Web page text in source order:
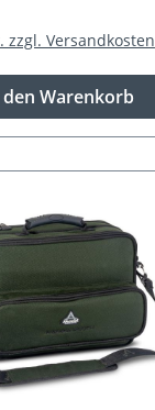
zzgl. Versandkosten
den Warenkorb